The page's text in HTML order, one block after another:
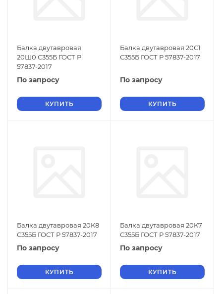
Балка двутавровая
20Ш0 С355Б ГОСТ Р
57837-2017
По запросу
КУПИТЬ
Балка двутавровая 20С1
С355Б ГОСТ Р 57837-2017
По запросу
КУПИТЬ
Балка двутавровая 20К8
С355Б ГОСТ Р 57837-2017
По запросу
КУПИТЬ
Балка двутавровая 20К7
С355Б ГОСТ Р 57837-2017
По запросу
КУПИТЬ